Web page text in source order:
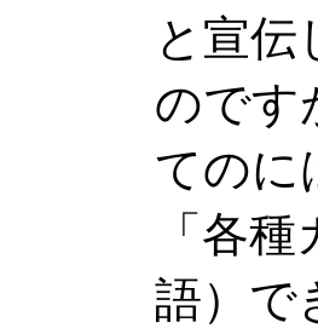
と宣伝
のです
てのに
「各
語）で